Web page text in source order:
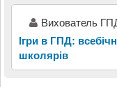
Вихователь
Ігри в ГПД:
школярів